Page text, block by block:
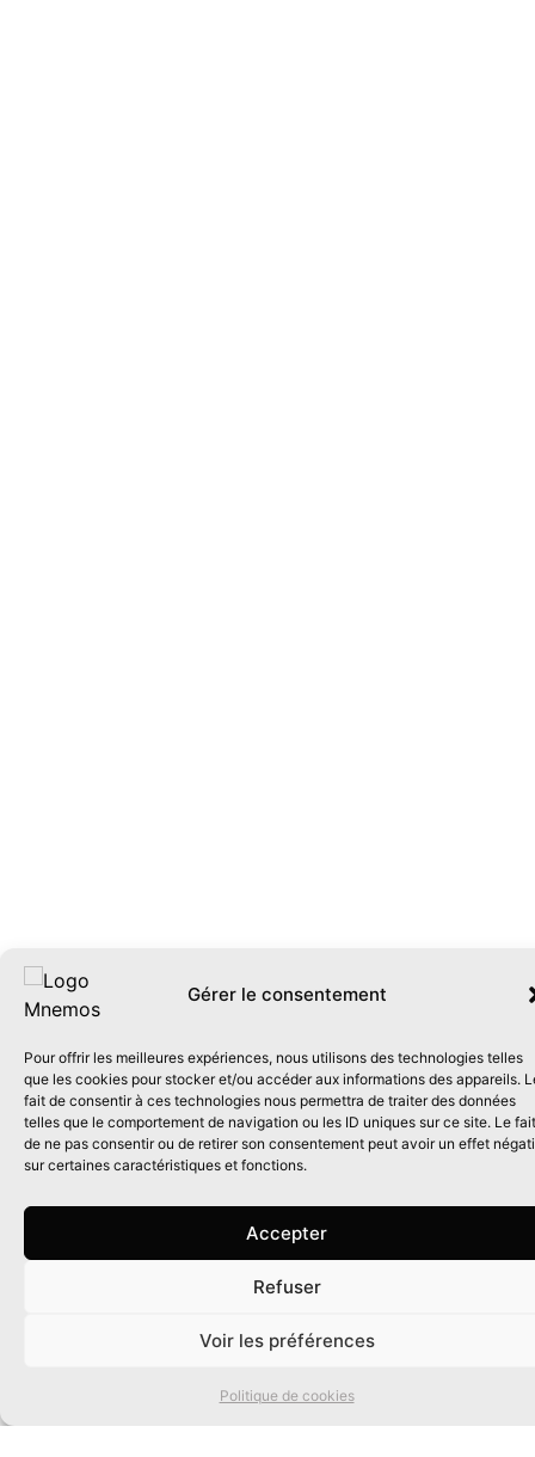
Gérer le consentement
Pour offrir les meilleures expériences, nous utilisons des technologies telles
que les cookies pour stocker et/ou accéder aux informations des appareils.
fait de consentir à ces technologies nous permettra de traiter des données
telles que le comportement de navigation ou les ID uniques sur ce site. Le fait
de ne pas consentir ou de retirer son consentement peut avoir un effet
sur certaines caractéristiques et fonctions.
Accepter
Refuser
Voir les préférences
Politique de cookies